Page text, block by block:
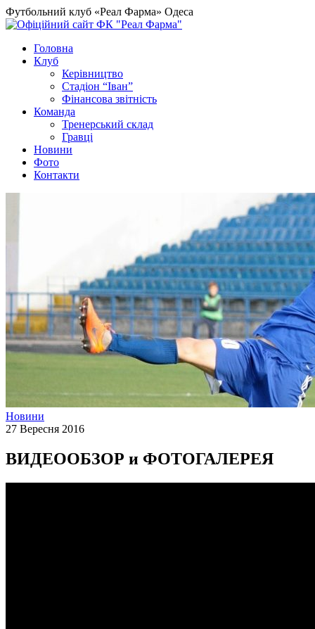
Футбольний клуб «Реал Фарма» Одеса
Головна
Клуб
Керівництво
Стадіон “Іван”
Фінансова звітність
Команда
Тренерський склад
Гравці
Новини
Фото
Контакти
Новини
27 Вересня 2016
ВИДЕООБЗОР и ФОТОГАЛЕРЕЯ